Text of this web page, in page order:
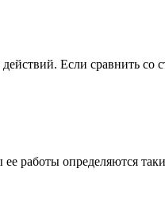
Если сравнить
работы определяются